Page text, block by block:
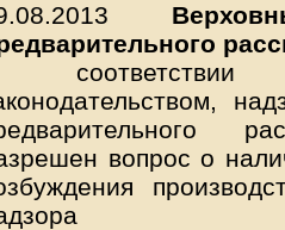
соответствии с
вопрос о